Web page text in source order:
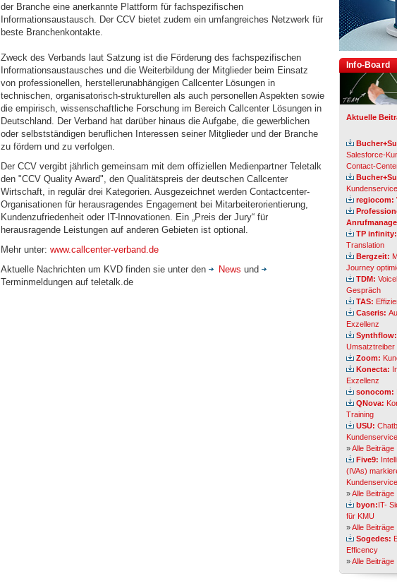
der Branche eine anerkannte Plattform für fachspezifischen
Informationsaustausch. Der CCV bietet zudem ein umfangreiches Netzwerk für
beste Branchenkontakte.
Zweck des Verbands laut Satzung ist die Förderung des fachspezifischen
Informationsaustausches und die Weiterbildung der Mitglieder beim Einsatz
von professionellen, herstellerunabhängigen Callcenter Lösungen in
technischen, organisatorisch-strukturellen als auch personellen Aspekten sowie
die empirisch, wissenschaftliche Forschung im Bereich Callcenter Lösungen in
Deutschland. Der Verband hat darüber hinaus die Aufgabe, die gewerblichen
oder selbstständigen beruflichen Interessen seiner Mitglieder und der Branche
zu fördern und zu verfolgen.
Der CCV vergibt jährlich gemeinsam mit dem offiziellen Medienpartner Teletalk
den "CCV Quality Award", den Qualitätspreis der deutschen Callcenter
Wirtschaft, in regulär drei Kategorien. Ausgezeichnet werden Contactcenter-
Organisationen für herausragendes Engagement bei Mitarbeiterorientierung,
Kundenzufriedenheit oder IT-Innovationen. Ein „Preis der Jury“ für
herausragende Leistungen auf anderen Gebieten ist optional.
Mehr unter: www.callcenter-verband.de
Aktuelle Nachrichten um KVD finden sie unter den
News und
Terminmeldungen auf teletalk.de
Info-Board
Aktuelle
Salesforce-
Contact-
regiocom:
TP infinity:
Translation
Bergzeit:
Journey
TDM:
Gespräch
TAS:
Caseris:
Exzellenz
Synthflow:
Umsatztreiber
Zoom:
Konecta:
Exzellenz
sonocom:
QNova:
Training
USU:
Kundenservice
»Alle Beiträge
Five9:
(IVAs)
Kundenservice
»Alle Beiträge
byon:IT-
für KMU
»Alle Beiträge
Sogedes:
Efficency
»Alle Beiträge